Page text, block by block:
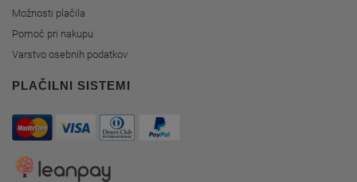
Možnosti plačila
Pomoč pri nakupu
Varstvo osebnih podatkov
PLAČILNI SISTEMI